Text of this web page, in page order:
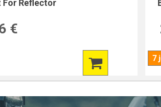
For Reflector
€
7